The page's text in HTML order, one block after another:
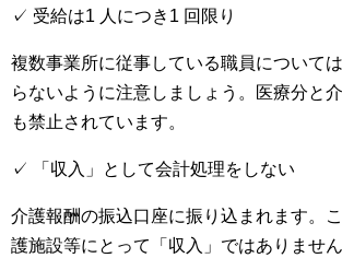
✓ 受給は1 人につき1 回限り
複数事業所に従事している職員について
らないように注意しましょう。医療分と
も禁止されています。
✓ 「収入」として会計処理をしない
介護報酬の振込口座に振り込まれます。
護施設等にとって「収入」ではありません